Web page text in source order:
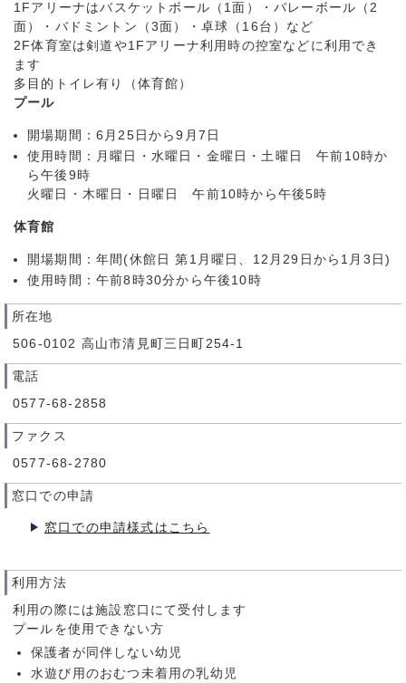
1Fアリーナはバスケットボール（1面）・バレーボール（2
面）・バドミントン（3面）・卓球（16台）など
2F体育室は剣道や1Fアリーナ利用時の控室などに利用でき
ます
多目的トイレ有り（体育館）
プール
開場期間：6月25日から9月7日
使用時間：月曜日・水曜日・金曜日・土曜日 午前10時か
ら午後9時
火曜日・木曜日・日曜日 午前10時から午後5時
体育館
開場期間：年間(休館日 第1月曜日、12月29日から1月3日)
使用時間：午前8時30分から午後10時
所在地
506-0102 高山市清見町三日町254-1
電話
0577-68-2858
ファクス
0577-68-2780
窓口での申請
窓口での申請様式はこちら
利用方法
利用の際には施設窓口にて受付します
プールを使用できない方
保護者が同伴しない幼児
水遊び用のおむつ未着用の乳幼児